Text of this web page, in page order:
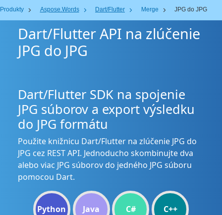
Produkty Aspose.Words Dart/Flutter Merge JPG do JPG
Dart/Flutter API na zlúčenie
JPG do JPG
Dart/Flutter SDK na spojenie
JPG súborov a export výsledku
do JPG formátu
Použite knižnicu Dart/Flutter na zlúčenie JPG do
JPG cez REST API. Jednoducho skombinujte dva
alebo viac JPG súborov do jedného JPG súboru
pomocou Dart.
Python Java C# C++